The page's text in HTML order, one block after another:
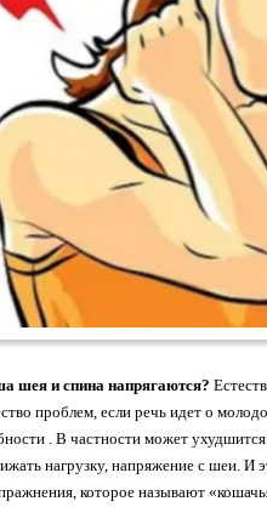
шея и спина напрягаются?
проблем, если речь идет о
. В частности может
нагрузку, напряжение с шеи.
которое называют